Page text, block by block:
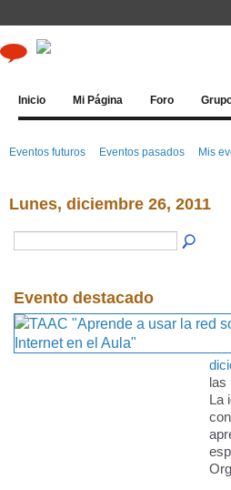
Inicio Mi Página Foro
Eventos futuros Eventos pasados Mis
Lunes, diciembre 26, 2011
Evento destacado
las
La